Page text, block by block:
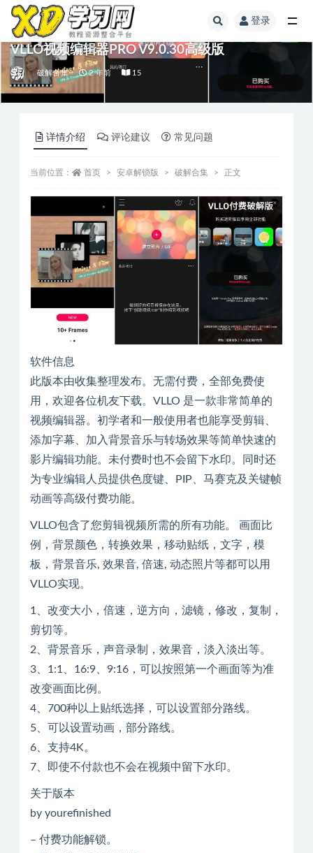
登录
VLLO视频编辑器PRO V9.0.30高级版
破解合集 2 年前 15
详情介绍 评论建议 常见问题
当前位置： 首页 安卓解锁版 破解合集 正文
软件信息
此版本由收集整理发布。无需付费，全部免费使
用，欢迎各位机友下载。VLLO 是一款非常简单的
视频编辑器。初学者和一般使用者也能享受剪辑、
添加字幕、加入背景音乐与转场效果等简单快速的
影片编辑功能。未付费时也不会留下水印。同时还
为专业编辑人员提供色度键、PIP、马赛克及关键帧
动画等高级付费功能。
VLLO包含了您剪辑视频所需的所有功能。 画面比
例，背景颜色，转换效果，移动贴纸，文字，模
板，背景音乐, 效果音, 倍速, 动态照片等都可以用
VLLO实现。
1、改变大小，倍速，逆方向，滤镜，修改，复制，
剪切等。
2、背景音乐，声音录制，效果音，淡入淡出等。
3、1:1、16:9、9:16，可以按照第一个画面等为准
改变画面比例。
4、700种以上贴纸选择，可以设置部分路线。
5、可以设置动画，部分路线。
6、支持4K。
7、即使不付款也不会在视频中留下水印。
关于版本
by yourefinished
– 付费功能解锁。